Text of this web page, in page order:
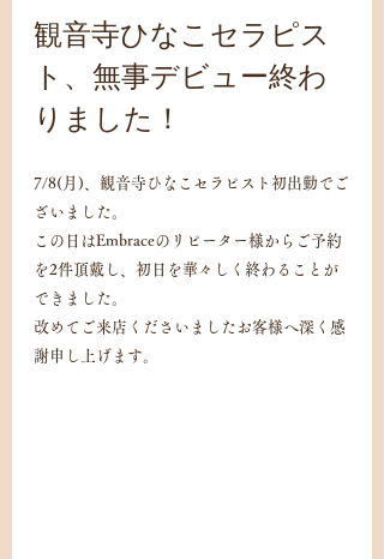
観音寺ひなこセラピス
ト、無事デビュー終わ
りました！
7/8(月)、観音寺ひなこセラピスト初出勤でご
ざいました。
この日はEmbraceのリピーター様からご予約
を2件頂戴し、初日を華々しく終わることが
できました。
改めてご来店くださいましたお客様へ深く感
謝申し上げます。